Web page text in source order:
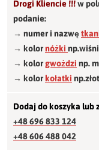
Drogi Kliencie !!!w
podanie:
→ numer i nazwę
→ kolornóżki
→ kolorgwożdzi np.
→ kolorkołatki
Dodaj do koszyka lub
+48 696 833 124
+48 606 488 042